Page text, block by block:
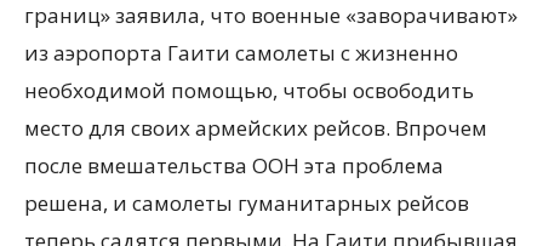
границ» заявила, что военные «заворачивают»
из аэропорта Гаити самолеты с жизненно
необходимой помощью, чтобы освободить
место для своих армейских рейсов. Впрочем
после вмешательства ООН эта проблема
решена, и самолеты гуманитарных рейсов